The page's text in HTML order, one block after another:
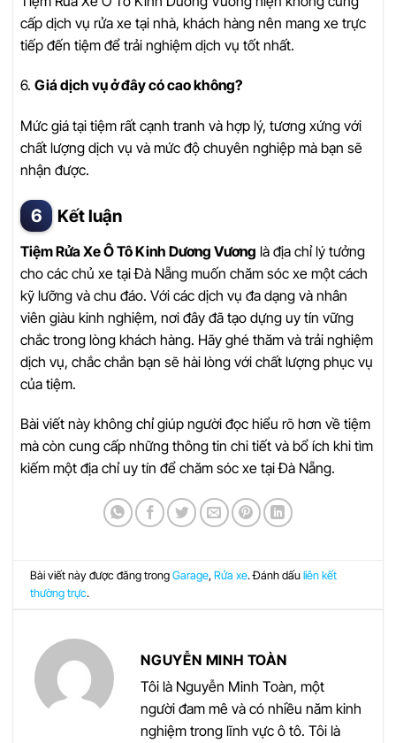
cấp dịch vụ rửa xe tại nhà, khách hàng nên mang xe trực
tiếp đến tiệm để trải nghiệm dịch vụ tốt nhất.
6. Giá dịch vụ ở đây có cao không?
Mức giá tại tiệm rất cạnh tranh và hợp lý, tương xứng với
chất lượng dịch vụ và mức độ chuyên nghiệp mà bạn sẽ
nhận được.
Kết luận
Tiệm Rửa Xe Ô Tô Kinh Dương Vương là địa chỉ lý tưởng
cho các chủ xe tại Đà Nẵng muốn chăm sóc xe một cách
kỹ lưỡng và chu đáo. Với các dịch vụ đa dạng và nhân
viên giàu kinh nghiệm, nơi đây đã tạo dựng uy tín vững
chắc trong lòng khách hàng. Hãy ghé thăm và trải nghiệm
dịch vụ, chắc chắn bạn sẽ hài lòng với chất lượng phục vụ
của tiệm.
Bài viết này không chỉ giúp người đọc hiểu rõ hơn về tiệm
mà còn cung cấp những thông tin chi tiết và bổ ích khi tìm
kiếm một địa chỉ uy tín để chăm sóc xe tại Đà Nẵng.
Bài viết này được đăng trongGarage,Rửa xe. Đánh dấuliên kết
thường trực.
NGUYỄN MINH TOÀN
Tôi là Nguyễn Minh Toàn, một
người đam mê và có nhiều năm kinh
nghiệm trong lĩnh vực ô tô. Tôi là